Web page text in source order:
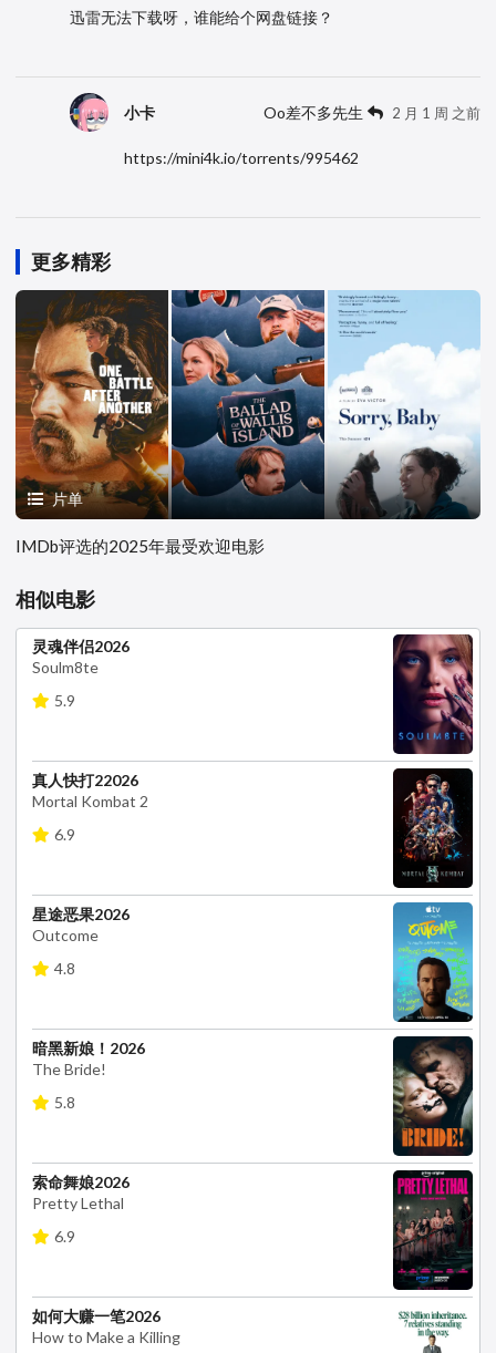
迅雷无法下载呀，谁能给个网盘链接？
小卡 Oo差不多先生 2 月 1 周 之前
https://mini4k.io/torrents/995462
更多精彩
片单
IMDb评选的2025年最受欢迎电影
相似电影
灵魂伴侣2026
Soulm8te
5.9
真人快打22026
Mortal Kombat 2
6.9
星途恶果2026
Outcome
4.8
暗黑新娘！2026
The Bride!
5.8
索命舞娘2026
Pretty Lethal
6.9
如何大赚一笔2026
How to Make a Killing